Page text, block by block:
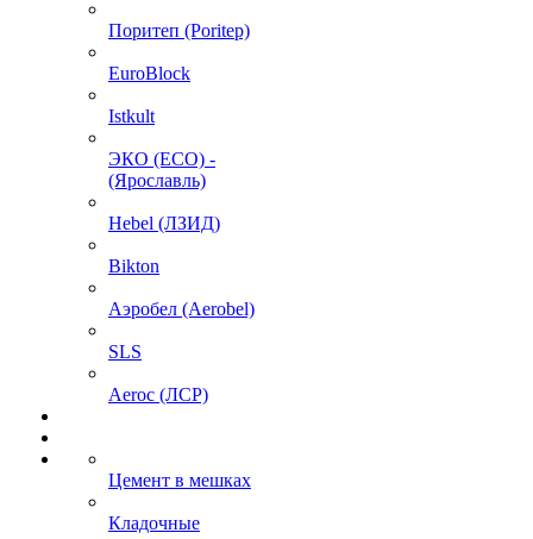
Поритеп (Poritep)
EuroBlock
Istkult
ЭКО (ECO) -
(Ярославль)
Hebel (ЛЗИД)
Bikton
Аэробел (Aerobel)
SLS
Aeroc (ЛСР)
Цемент в мешках
Кладочные